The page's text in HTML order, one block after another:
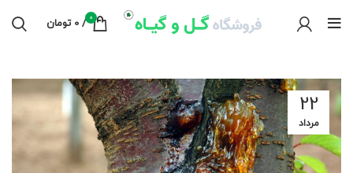
0
/
0 تومان
22
مرداد